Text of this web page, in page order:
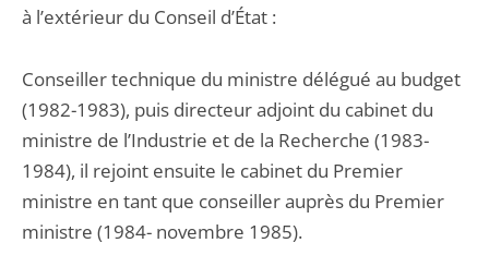
à l’extérieur du Conseil d’État :
Conseiller technique du ministre délégué au budget
(1982-1983), puis directeur adjoint du cabinet du
ministre de l’Industrie et de la Recherche (1983-
1984), il rejoint ensuite le cabinet du Premier
ministre en tant que conseiller auprès du Premier
ministre (1984- novembre 1985).